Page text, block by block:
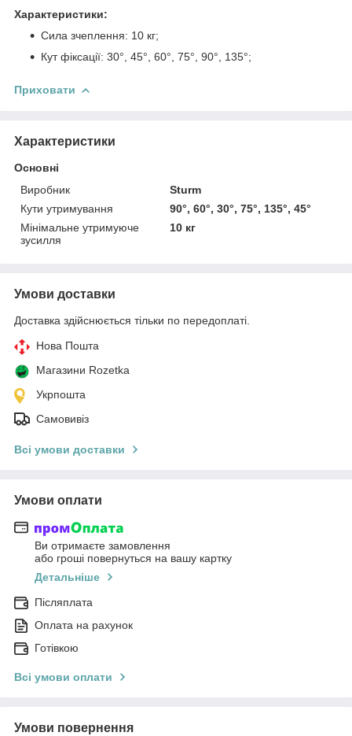
Характеристики:
Сила зчеплення: 10 кг;
Кут фіксації: 30°, 45°, 60°, 75°, 90°, 135°;
Приховати
Характеристики
Основні
Виробник
Sturm
Кути утримування
90°, 60°, 30°, 75°, 135°, 45°
Мінімальне утримуюче
зусилля
10 кг
Умови доставки
Доставка здійснюється тільки по передоплаті.
Нова Пошта
Магазини Rozetka
Укрпошта
Самовивіз
Всі умови доставки
Умови оплати
Ви отримаєте замовлення
або гроші повернуться на вашу картку
Детальніше
Післяплата
Оплата на рахунок
Готівкою
Всі умови оплати
Умови повернення